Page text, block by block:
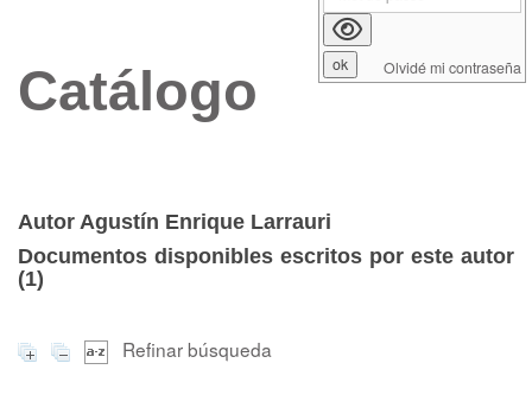
Catálogo
Autor Agustín Enrique Larrauri
Documentos disponibles escritos por este autor
(1)
Refinar búsqueda
Olvidé mi contraseña